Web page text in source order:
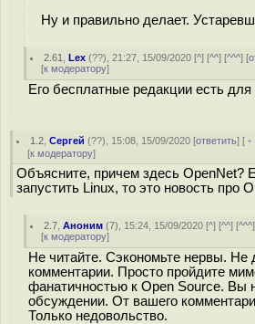
Ну и правильно делает.
2.61 ,Lex (??), 21:27, 15/09/2020 [^] [^^] [^^^] [
[к модератору]
Его бесплатные редакции есть
1.2 ,Сергей (??), 15:08, 15/09/2020 [ответить] [
[к модератору]
Объясните, причем здесь OpenNet?
запустить Linux, то это новость про
2.7 ,Аноним (7), 15:24, 15/09/2020 [^] [^^] [^^^
[к модератору]
Не читайте. Сэкономьте нервы. Не
комментарии. Просто пройдите
фанатичностью к Open Source. Вы
обсуждении. От вашего
Только недовольство.